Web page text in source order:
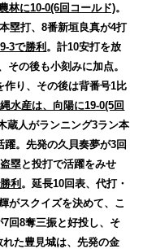
林に10-0(6回コールド)。
塁打、8番新垣良真が4打
3で勝利。計10安打を放
その後も小刻みに加点。
作り、その後は背番号1比
水産は、向陽に19-0(5回
蔵人がランニング3ラン本
。先発の久貝奏夢が3回
塁と投打で活躍をみせ
利。延長10回表、代打・
がスクイズを決めて、こ
回8奪三振と好投し、そ
た豊見城は、先発の金